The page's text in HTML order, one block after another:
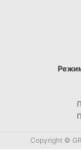
Copyright ©